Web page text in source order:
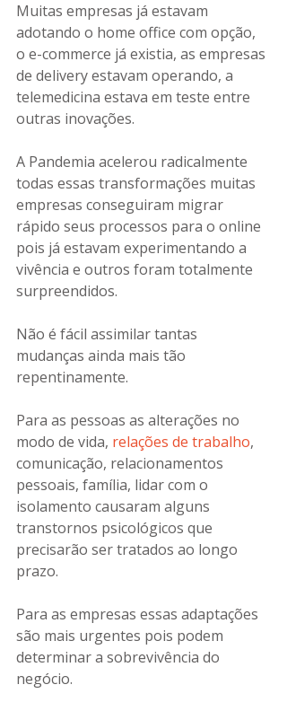
Muitas empresas já estavam
adotando o home office com opção,
o e-commerce já existia, as empresas
de delivery estavam operando, a
telemedicina estava em teste entre
outras inovações.
A Pandemia acelerou radicalmente
todas essas transformações muitas
empresas conseguiram migrar
rápido seus processos para o online
pois já estavam experimentando a
vivência e outros foram totalmente
surpreendidos.
Não é fácil assimilar tantas
mudanças ainda mais tão
repentinamente.
Para as pessoas as alterações no
modo de vida, relações de trabalho,
comunicação, relacionamentos
pessoais, família, lidar com o
isolamento causaram alguns
transtornos psicológicos que
precisarão ser tratados ao longo
prazo.
Para as empresas essas adaptações
são mais urgentes pois podem
determinar a sobrevivência do
negócio.